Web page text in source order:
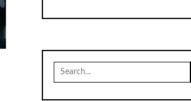
Search
for: